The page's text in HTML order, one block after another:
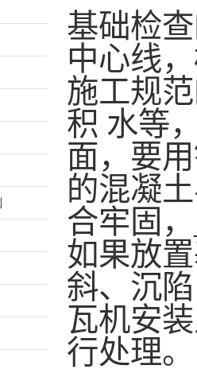
基础检
中心线
施工规
积 水等
面，要
的混凝
合牢固
如果放
斜、沉
瓦机安
行处理。